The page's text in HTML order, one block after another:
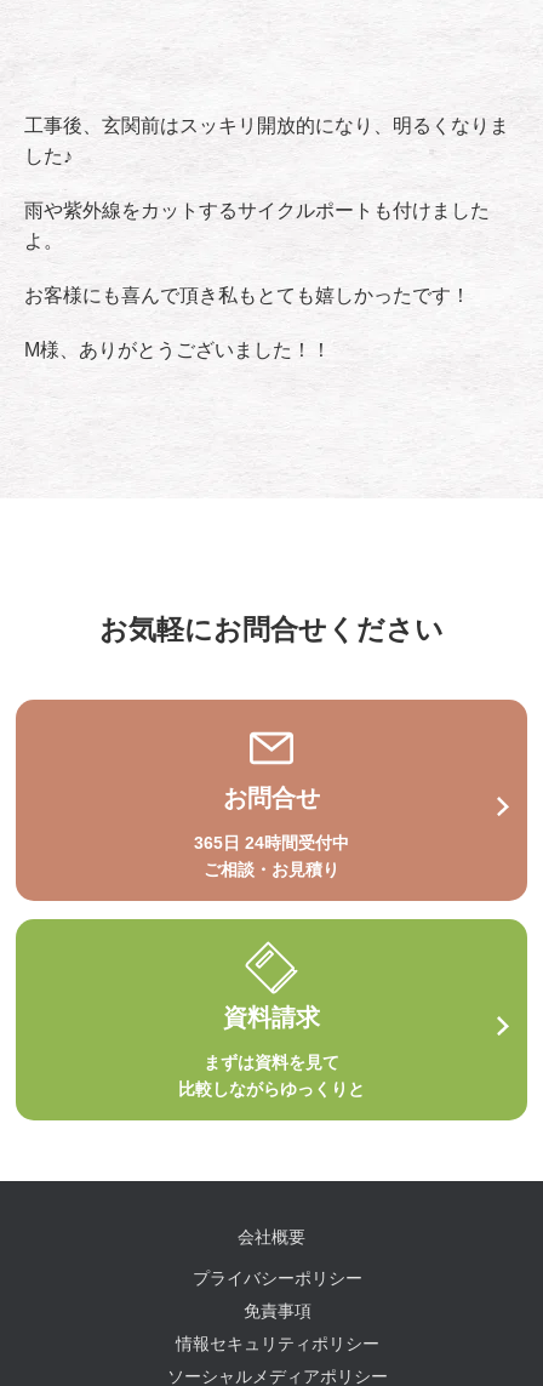
工事後、玄関前はスッキリ開放的になり、明るくなりま
した♪
雨や紫外線をカットするサイクルポートも付けました
よ。
お客様にも喜んで頂き私もとても嬉しかったです！
M様、ありがとうございました！！
お気軽にお問合せください
お問合せ
365日 24時間受付中
ご相談・お見積り
資料請求
まずは資料を見て
比較しながらゆっくりと
会社概要
プライバシーポリシー
免責事項
情報セキュリティポリシー
ソーシャルメディアポリシー